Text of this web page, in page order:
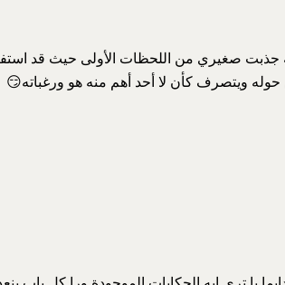
جذبت صغيري من اللحظات الأولى حيث قد
حوله ويتصرف كأن لا أحد أهم منه هو ورغباته😏